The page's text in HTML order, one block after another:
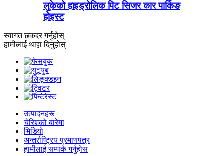
लुकेको हाइड्रोलिक पिट सिजर कार पार्किङ
होइस्ट
स्वागत छकदर गर्नुहोस्
हामीलाई थाहा दिनुहोस्
उत्पादनहरू
चेरिशको बारेमा
भिडियो
अन्तर्राष्ट्रिय प्रमाणपत्र
हामीलाई सम्पर्क गर्नुहोस